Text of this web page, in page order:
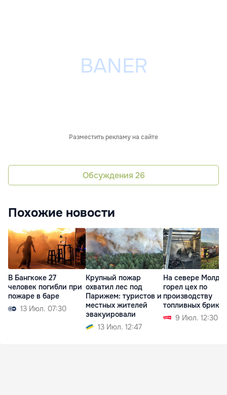
Разместить рекламу на сайте
Обсуждения 26
Похожие новости
В Бангкоке 27
человек погибли при
пожаре в баре
13 Июл. 07:30
Крупный пожар
охватил лес под
Парижем: туристов и
местных жителей
эвакуировали
13 Июл. 12:47
На севере
горел цех по
производству
топливных
9 Июл. 12:30